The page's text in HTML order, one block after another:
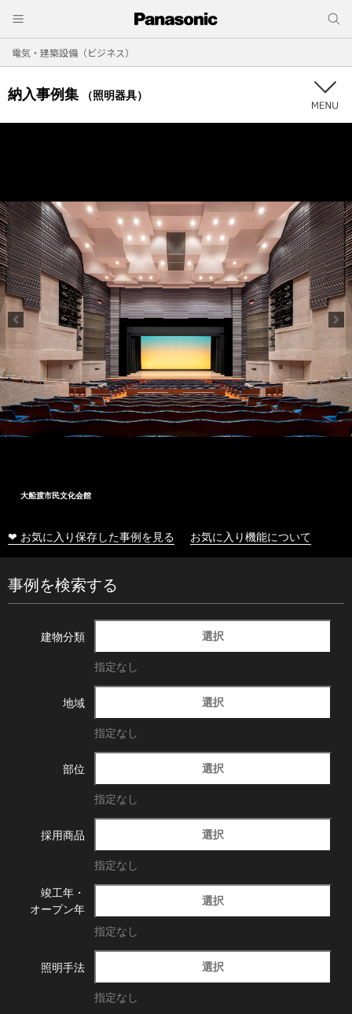
電気・建築設備（ビジネス）
納入事例集 （照明器具）
大船渡市民文化会館
❤ お気に入り保存した事例を見る お気に入り機能について
事例を検索する
建物分類 選択
指定なし
地域 選択
指定なし
部位 選択
指定なし
採用商品 選択
指定なし
竣工年・
オープン年
選択
指定なし
照明手法 選択
指定なし